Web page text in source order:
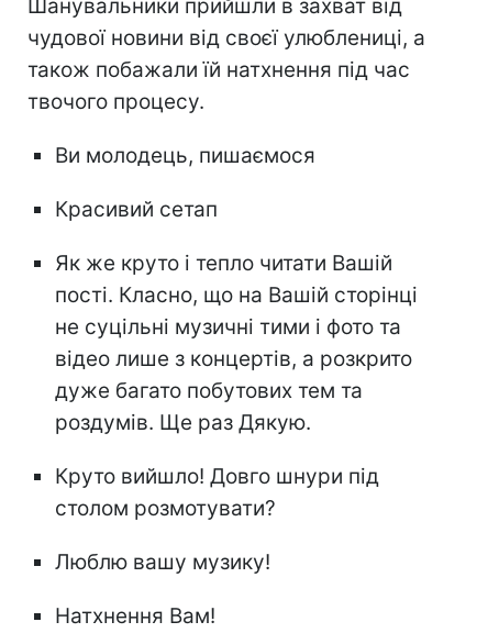
Шанувальники прийшли в захват від
чудової новини від своєї улюблениці, а
також побажали їй натхнення під час
твочого процесу.
Ви молодець, пишаємося
Красивий сетап
Як же круто і тепло читати Вашій
пості. Класно, що на Вашій сторінці
не суцільні музичні тими і фото та
відео лише з концертів, а розкрито
дуже багато побутових тем та
роздумів. Ще раз Дякую.
Круто вийшло! Довго шнури під
столом розмотувати?
Люблю вашу музику!
Натхнення Вам!